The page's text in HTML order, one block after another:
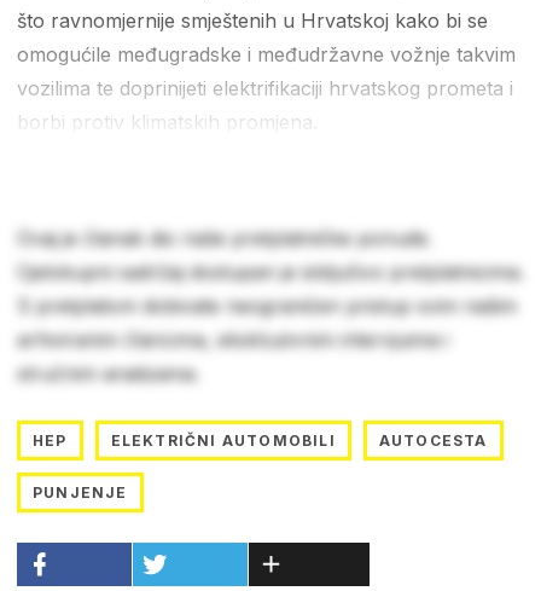
što ravnomjernije smještenih u Hrvatskoj kako bi se
omogućile međugradske i međudržavne vožnje takvim
vozilima te doprinijeti elektrifikaciji hrvatskog prometa i
borbi protiv klimatskih promjena.
Ovaj je članak dio naše pretplatničke ponude.
Cjelokupni sadržaj dostupan je isključivo pretplatnicima.
S pretplatom dobivate neograničen pristup svim našim
arhiviranim člancima, ekskluzivnim intervjuima i
stručnim analizama.
HEP ELEKTRIČNI AUTOMOBILI AUTOCESTA
PUNJENJE